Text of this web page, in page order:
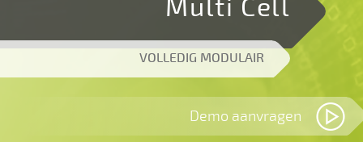
Multi Cell
VOLLEDIG MODULAIR
Demo aanvragen